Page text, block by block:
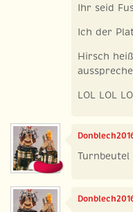
Ihr seid
Ich der
Hirsch
LOL LOL
Turnbeutel